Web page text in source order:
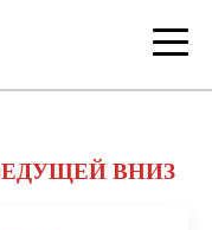
ВНИЗ